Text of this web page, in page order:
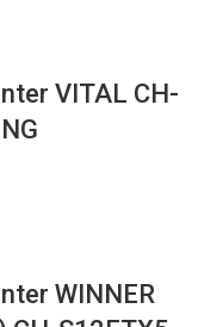
VITAL CH-
WINNER